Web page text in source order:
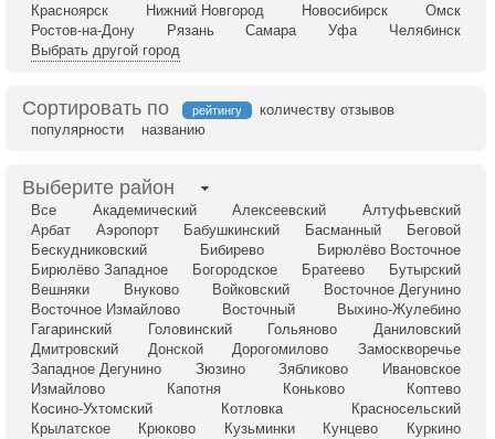
Красноярск
Нижний Новгород Новосибирск
Омск
Ростов-на-Дону
Рязань Самара Уфа
Челябинск
Выбрать другой город
Сортировать по рейтингу
количеству отзывов
популярности
названию
Выберите район
Все Академический Алексеевский
Алтуфьевский
Арбат
Аэропорт Бабушкинский Басманный
Беговой
Бескудниковский
Бибирево
Бирюлёво Восточное
Бирюлёво Западное
Богородское Братеево
Бутырский
Вешняки
Внуково Войковский
Восточное Дегунино
Восточное Измайлово
Восточный
Выхино-Жулебино
Гагаринский
Головинский Гольяново
Даниловский
Дмитровский
Донской Дорогомилово
Замоскворечье
Западное Дегунино
Зюзино Зябликово
Ивановское
Измайлово
Капотня Коньково
Коптево
Косино-Ухтомский
Котловка
Красносельский
Крылатское
Крюково Кузьминки Кунцево
Куркино